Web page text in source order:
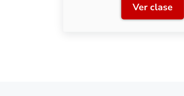
Ver clase
Clase